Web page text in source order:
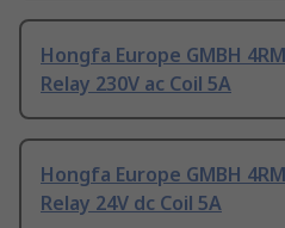
Hongfa Europe GMBH
Relay 230V ac Coil 5A
Hongfa Europe GMBH
Relay 24V dc Coil 5A